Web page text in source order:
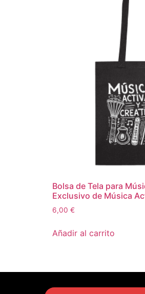
Bolsa de Tela para
Exclusivo de Música
6,00 €
Añadir al carrito